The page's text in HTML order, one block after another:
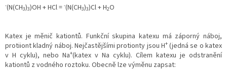
-(N(CH3)3)OH + HCl = -(N(CH3)3)Cl + H2O
Katex je měnič kationtů. Funkční skupina katexu má záporný náboj,
protiiont kladný náboj. Nejčastějšími protionty jsou H+(jedná se o katex
v H cyklu), nebo Na+(katex v Na cyklu). Cílem katexu je odstranění
kationtů z vodného roztoku. Obecně lze výměnu zapsat: